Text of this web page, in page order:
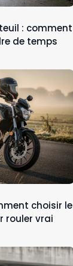
: comment
de temps
choisir le
rouler vrai